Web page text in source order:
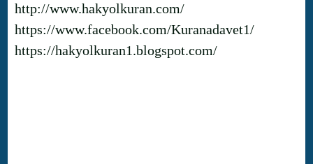
http://www.hakyolkuran.com/
https://www.facebook.com/Kuranadavet1/
https://hakyolkuran1.blogspot.com/